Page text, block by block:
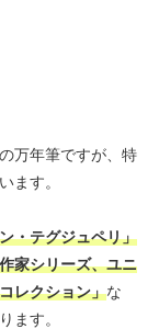
万年筆ですが、特
ます。
・テグジュペリ」
家シリーズ、ユニ
レクション」な
ます。